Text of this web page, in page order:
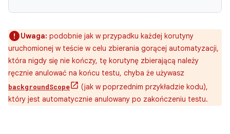
Uwaga: podobnie jak w przypadku każdej korutyny
uruchomionej w teście w celu zbierania gorącej automatyzacji,
która nigdy się nie kończy, tę korutynę zbierającą należy
ręcznie anulować na końcu testu, chyba że używasz
backgroundScope
(jak w poprzednim przykładzie kodu),
który jest automatycznie anulowany po zakończeniu testu.